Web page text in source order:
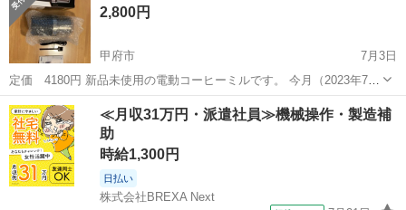
2,800円
甲府市
7月3日
定価 4180円 新品未使用の電動コーヒーミルです。 今月（2023年7
月）に購入したばかりなのですが、不要になりましたので出品しま
す。 オートミールの粉砕や自家製ラカント、きな粉、米粉等を作ろう
と思い購入したのですが、事情...
山梨 甲府市 キッチン家電 コーヒーミル
≪月収31万円・派遣社員≫機械操作・製造補
助
時給1,300円
日払い
株式会社BREXA Next